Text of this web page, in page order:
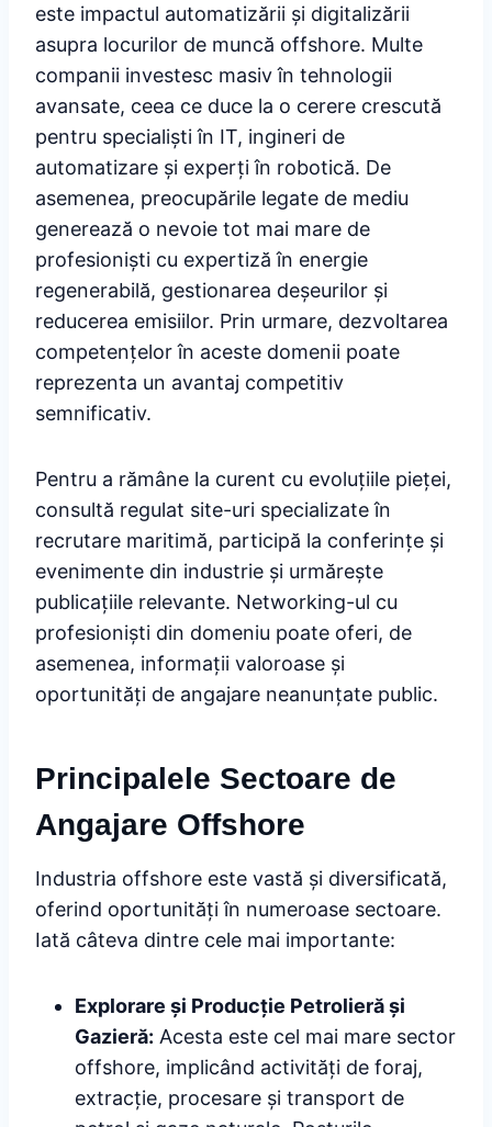
este impactul automatizării și digitalizării
asupra locurilor de muncă offshore. Multe
companii investesc masiv în tehnologii
avansate, ceea ce duce la o cerere crescută
pentru specialiști în IT, ingineri de
automatizare și experți în robotică. De
asemenea, preocupările legate de mediu
generează o nevoie tot mai mare de
profesioniști cu expertiză în energie
regenerabilă, gestionarea deșeurilor și
reducerea emisiilor. Prin urmare, dezvoltarea
competențelor în aceste domenii poate
reprezenta un avantaj competitiv
semnificativ.
Pentru a rămâne la curent cu evoluțiile pieței,
consultă regulat site-uri specializate în
recrutare maritimă, participă la conferințe și
evenimente din industrie și urmărește
publicațiile relevante. Networking-ul cu
profesioniști din domeniu poate oferi, de
asemenea, informații valoroase și
oportunități de angajare neanunțate public.
Principalele Sectoare de
Angajare Offshore
Industria offshore este vastă și diversificată,
oferind oportunități în numeroase sectoare.
Iată câteva dintre cele mai importante:
Explorare și Producție Petrolieră și
Gazieră: Acesta este cel mai mare sector
offshore, implicând activități de foraj,
extracție, procesare și transport de